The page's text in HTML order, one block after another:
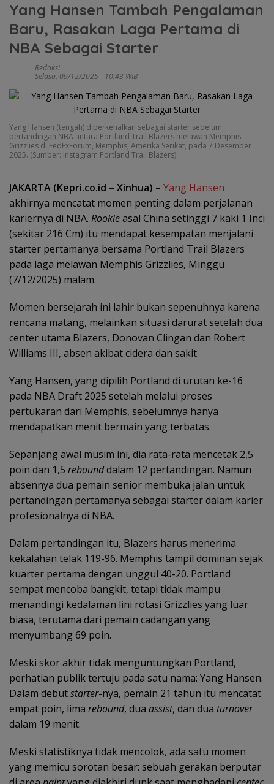
Yang Hansen Tambah Pengalaman
Baru, Rasakan Laga Pertama di
NBA Sebagai Starter
Redaksi
Selasa, 09/12/2025 - 10:43 WIB
Yang Hansen (tengah) diperkenalkan sebagai starter sebelum
pertandingan NBA antara Portland Trail Blazers melawan Memphis
Grizzlies di FedExForum, Memphis, Amerika Serikat, pada 7 Desember
2025. (Sumber: Instagram Portland Trail Blazers)
JAKARTA (Kepri.co.id – Xinhua) – Yang Hansen
akhirnya mencatat momen penting dalam perjalanan
kariernya di NBA. Rookieasal China setinggi 7 kaki 1 Inci
(sekitar 216 Cm) itu mendapat kesempatan menjalani
starter pertamanya bersama Portland Trail Blazers
pada laga melawan Memphis Grizzlies, Minggu
(7/12/2025) malam.
Momen bersejarah ini lahir bukan sepenuhnya karena
rencana matang, melainkan situasi darurat setelah dua
center utama Blazers, Donovan Clingan dan Robert
Williams III, absen akibat cidera dan sakit.
Yang Hansen, yang dipilih Portland di urutan ke-16
pada NBA Draft 2025 setelah melalui proses
pertukaran dari Memphis, sebelumnya hanya
mendapatkan menit bermain yang terbatas.
Sepanjang awal musim ini, dia rata-rata mencetak 2,5
poin dan 1,5 rebounddalam 12 pertandingan. Namun
absennya dua pemain senior membuka jalan untuk
pertandingan pertamanya sebagai starter dalam karier
profesionalnya di NBA.
Dalam pertandingan itu, Blazers harus menerima
kekalahan telak 119-96. Memphis tampil dominan sejak
kuarter pertama dengan unggul 40-20. Portland
sempat mencoba bangkit, tetapi tidak mampu
menandingi kedalaman lini rotasi Grizzlies yang luar
biasa, terutama dari pemain cadangan yang
menyumbang 69 poin.
Meski skor akhir tidak menguntungkan Portland,
perhatian publik tertuju pada satu nama: Yang Hansen.
Dalam debutstarter-nya, pemain 21 tahun itu mencatat
empat poin, lima rebound, dua assist, dan dua turnover
dalam 19 menit.
Meski statistiknya tidak mencolok, ada satu momen
yang memicu sorotan besar: sebuah gerakan berputar